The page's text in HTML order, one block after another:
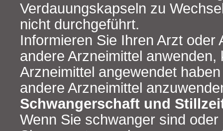
Verdauungskapseln zu
nicht durchgeführt.
Informieren Sie Ihren Arzt oder
andere Arzneimittel anwenden,
Arzneimittel angewendet
andere Arzneimittel
Schwangerschaft und
Wenn Sie schwanger sind